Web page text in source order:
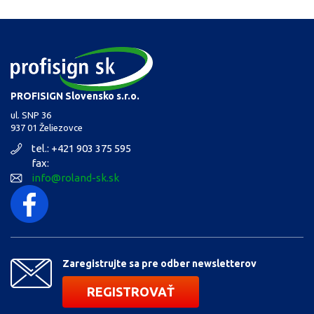
PROFISIGN Slovensko s.r.o.
ul. SNP 36
937 01 Želiezovce
tel.: +421 903 375 595
fax:
info@roland-sk.sk
Zaregistrujte sa pre odber newsletterov
REGISTROVAŤ